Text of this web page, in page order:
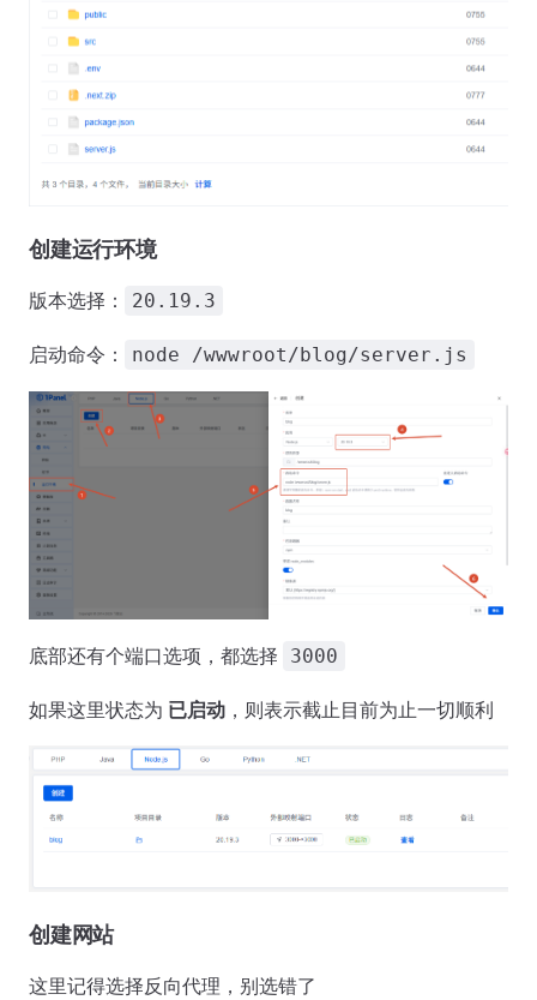
创建运行环境
版本选择： 20.19.3
启动命令： node /wwwroot/blog/server.js
底部还有个端口选项，都选择 3000
如果这里状态为 已启动 ，则表示截止目前为止一切顺利
创建网站
这里记得选择反向代理，别选错了